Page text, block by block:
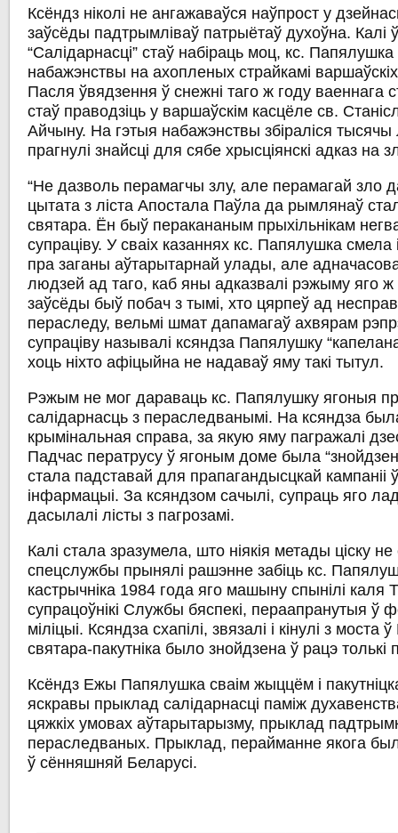
Ксёндз ніколі не ангажаваўся наўпрост у
заўсёды падтрымліваў патрыётаў духоўна. Калі
“Салідарнасці” стаў набіраць моц, кс.
набажэнствы на ахопленых страйкамі
Пасля ўвядзення ў снежні таго ж году ваеннага
стаў праводзіць у варшаўскім касцёле св.
Айчыну. На гэтыя набажэнствы збіраліся тысячы
прагнулі знайсці для сябе хрысціянскі адказ на
“Не дазволь перамагчы злу, але перамагай зло
цытата з ліста Апостала Паўла да рымлянаў
святара. Ён быў перакананым прыхільнікам
супраціву. У сваіх казаннях кс. Папялушка смела
пра заганы аўтарытарнай улады, але
людзей ад таго, каб яны адказвалі рэжыму яго ж
заўсёды быў побач з тымі, хто цярпеў ад
пераследу, вельмі шмат дапамагаў ахвярам
супраціву называлі ксяндза Папялушку
хоць ніхто афіцыйна не надаваў яму такі тытул.
Рэжым не мог дараваць кс. Папялушку ягоныя
салідарнасць з пераследванымі. На ксяндза
крымінальная справа, за якую яму пагражалі
Падчас ператрусу ў ягоным доме была
стала падставай для прапагандысцкай кампаніі
інфармацыі. За ксяндзом сачылі, супраць яго
дасылалі лісты з пагрозамі.
Калі стала зразумела, што ніякія метады ціску
спецслужбы прынялі рашэнне забіць кс.
кастрычніка 1984 года яго машыну спынілі каля
супрацоўнікі Службы бяспекі, пераапранутыя ў
міліцыі. Ксяндза схапілі, звязалі і кінулі з моста
святара-пакутніка было знойдзена ў рацэ толькі
Ксёндз Ежы Папялушка сваім жыццём і
яскравы прыклад салідарнасці паміж
цяжкіх умовах аўтарытарызму, прыклад
пераследваных. Прыклад, перайманне якога
ў сённяшняй Беларусі.